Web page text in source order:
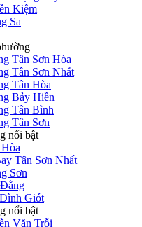
Kiệm
Sa
Tân Sơn Hòa
Tân Sơn Nhất
Tân Hòa
Bảy Hiền
Tân Bình
Tân Sơn
nổi bật
Tân Sơn Nhất
Sơn
Giót
nổi bật
Văn Trỗi